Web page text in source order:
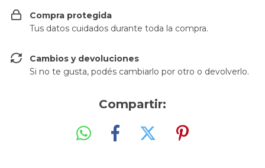
Compra protegida
Tus datos cuidados durante toda la compra.
Cambios y devoluciones
Si no te gusta, podés cambiarlo por otro o devolverlo.
Compartir: